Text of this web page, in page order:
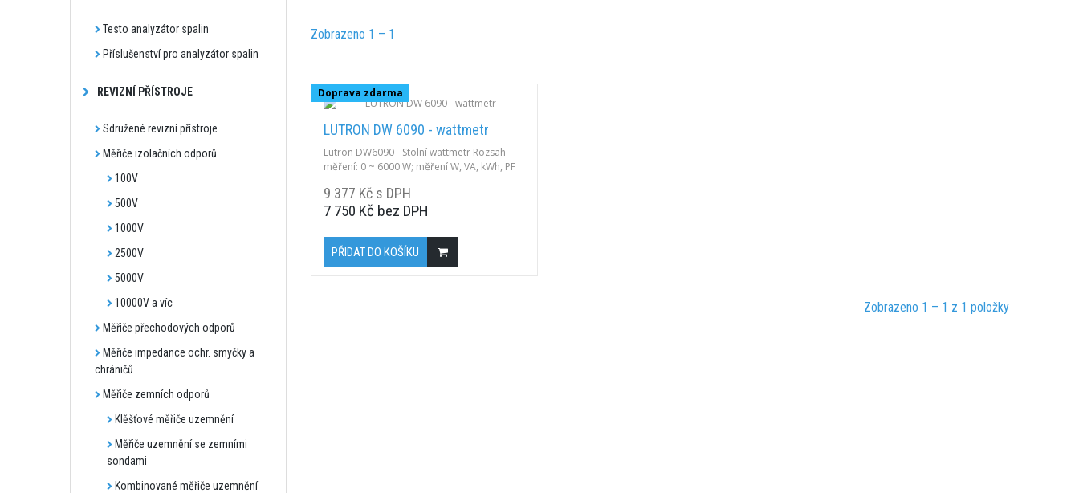
Testo analyzátor spalin
Příslušenství pro analyzátor spalin
REVIZNÍ PŘÍSTROJE
Sdružené revizní přístroje
Měřiče izolačních odporů
100V
500V
1000V
2500V
5000V
10000V a víc
Měřiče přechodových odporů
Měřiče impedance ochr. smyčky a
chráničů
Měřiče zemních odporů
Klěšťové měřiče uzemnění
Měřiče uzemnění se zemními
sondami
Kombinované měřiče uzemnění
Zobrazeno 1 – 1
Doprava zdarma
LUTRON DW 6090 - wattmetr
Lutron DW6090 - Stolní wattmetr Rozsah
měření: 0 ~ 6000 W; měření W, VA, kWh, PF
Hz; základní přesnost ± (1,5 % + 1 digit);
rozhraní RS-232.
9 377 Kč s DPH
7 750 Kč bez DPH
PŘIDAT DO KOŠÍKU
Zobrazeno 1 – 1 z 1 položky